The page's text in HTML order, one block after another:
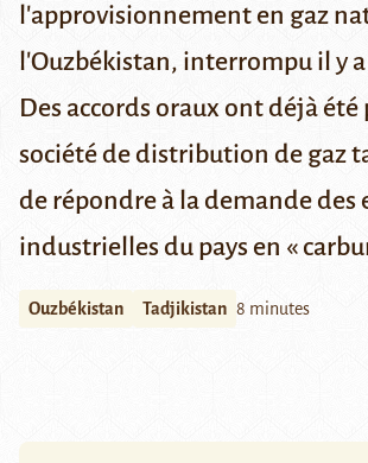
l'approvisionnement en gaz
l'Ouzbékistan, interrompu il y a
Des accords oraux ont déjà été
société de distribution de gaz
de répondre à la demande des
industrielles du pays en «
Ouzbékistan Tadjikistan 8 minutes